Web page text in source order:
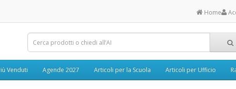
Home
Venduti Agende 2027 Articoli per la Scuola Articoli per Ufficio